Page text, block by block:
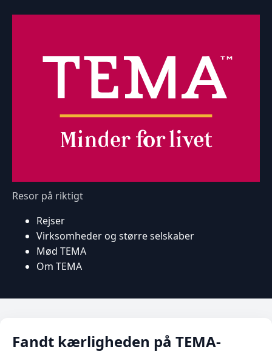
Resor på riktigt
Rejser
Virksomheder og større selskaber
Mød TEMA
Om TEMA
Fandt kærligheden på TEMA-